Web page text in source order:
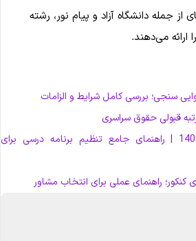
از جمله دانشگاه آزاد و پیام نور، رشته‌
ارائه می‌دهند.
سنجی؛ بررسی کامل شرایط و الزامات
قبولی حقوق سراسری
برنامه ریزی کنکور 1406 | راهنمای جامع تنظیم برنامه درسی برای
راهنمای عملی برای انتخاب مشاور